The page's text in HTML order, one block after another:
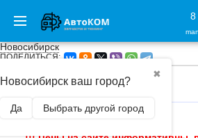
8
Новосибирск
✖
Новосибирск ваш город?
Да Выбрать другой город
ПОДЕЛИТЬСЯ:
ГЛАВНАЯ / ВЕЗДЕХОДЫ